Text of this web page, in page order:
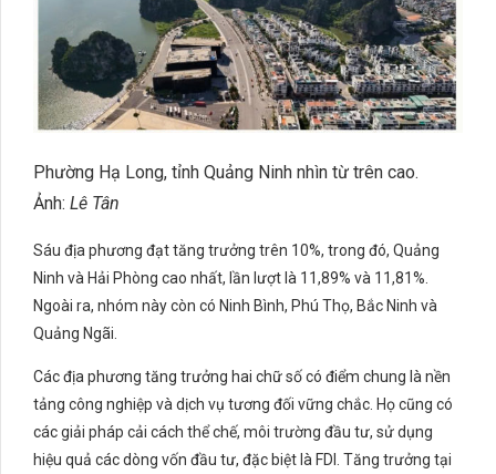
Phường Hạ Long, tỉnh Quảng Ninh nhìn từ trên cao.
Ảnh: Lê Tân
Sáu địa phương đạt tăng trưởng trên 10%, trong đó, Quảng
Ninh và Hải Phòng cao nhất, lần lượt là 11,89% và 11,81%.
Ngoài ra, nhóm này còn có Ninh Bình, Phú Thọ, Bắc Ninh và
Quảng Ngãi.
Các địa phương tăng trưởng hai chữ số có điểm chung là nền
tảng công nghiệp và dịch vụ tương đối vững chắc. Họ cũng có
các giải pháp cải cách thể chế, môi trường đầu tư, sử dụng
hiệu quả các dòng vốn đầu tư, đặc biệt là FDI. Tăng trưởng tại